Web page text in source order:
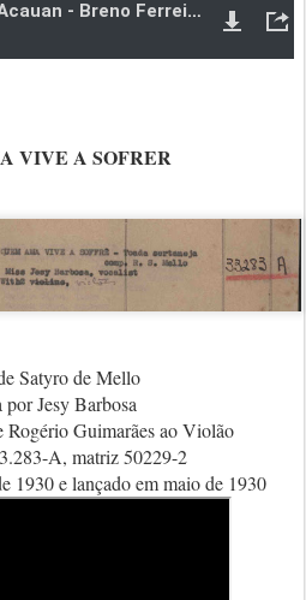
VIVE A SOFRER
Satyro de Mello
por Jesy Barbosa
Rogério Guimarães ao Violão
A, matriz 50229-2
1930 e lançado em maio de 1930